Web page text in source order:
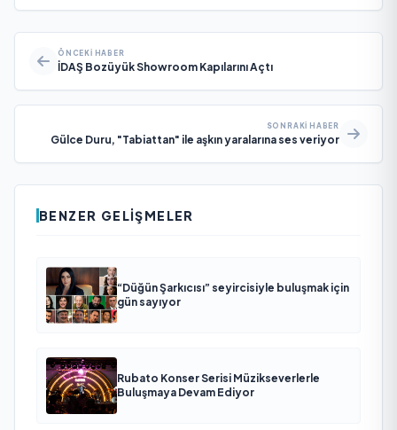
ÖNCEKI HABER
İDAŞ Bozüyük Showroom Kapılarını Açtı
SONRAKI HABER
Gülce Duru, "Tabiattan" ile aşkın yaralarına ses veriyor
BENZER GELIŞMELER
“Düğün Şarkıcısı” seyircisiyle buluşmak için
gün sayıyor
Rubato Konser Serisi Müzikseverlerle
Buluşmaya Devam Ediyor